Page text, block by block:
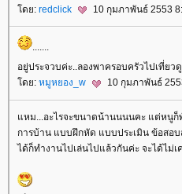
ดย: redclick 10 กุมภาพันธ์ 2553
.......
อยู่ประจวบค่ะ..ลองพาครอบครัวไปเที่ยว
ดย: หมูหยอง_w 10 กุมภาพันธ์
หม...อะไรจะขนาดน้านนนนคะ แต่หนูก็
การบ้าน แบบฝึกหัด แบบประเมิน ข้อสอ
ได้ก็ทำงานไปเล่นไปแล้วกันค่ะ จะได้ไม่เ